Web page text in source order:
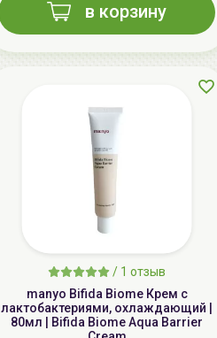
в корзину
/ 1 отзыв
manyo Bifida Biome Крем с
лактобактериями, охлаждающий |
80мл | Bifida Biome Aqua Barrier